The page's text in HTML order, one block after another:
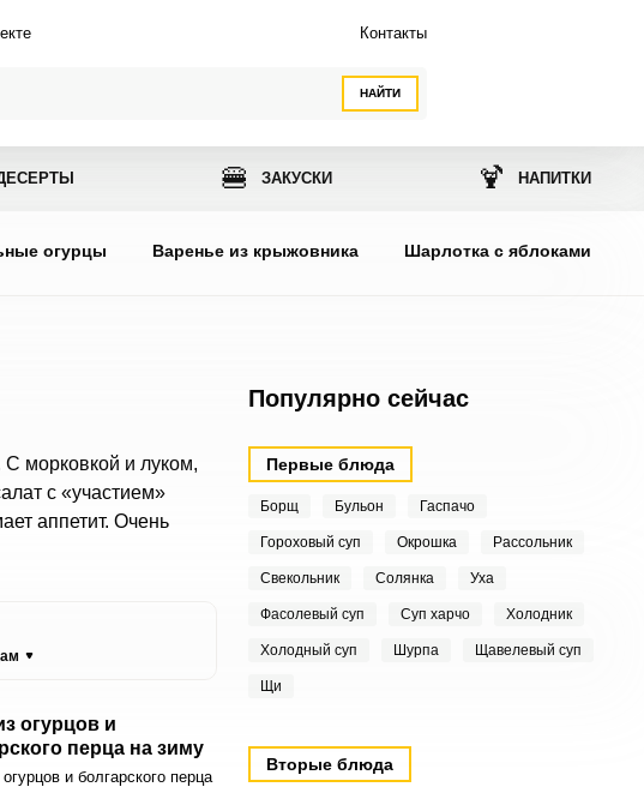
НАЙТИ
Контакты
🍔 ЗАКУСКИ 🍹 НАПИТКИ
огурцы Варенье из крыжовника Шарлотка с яблоками
С морковкой и луком,
с «участием»
аппетит. Очень
огурцов и
перца на зиму
и болгарского перца
Популярно сейчас
Первые блюда
Борщ Бульон Гаспачо
Гороховый суп Окрошка Рассольник
Свекольник Солянка Уха
Фасолевый суп Суп харчо Холодник
Холодный суп Шурпа Щавелевый суп
Щи
Вторые блюда